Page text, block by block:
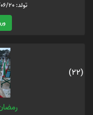
تولد: 1349/06/20 فوت: 1366/09/08
(22)